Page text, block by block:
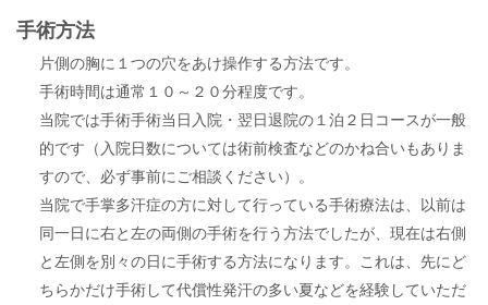
手術方法
片側の胸に１つの穴をあけ操作する方法です。
手術時間は通常１０～２０分程度です。
当院では手術手術当日入院・翌日退院の１泊２日コースが一般
的です（入院日数については術前検査などのかね合いもありま
すので、必ず事前にご相談ください）。
当院で手掌多汗症の方に対して行っている手術療法は、以前は
同一日に右と左の両側の手術を行う方法でしたが、現在は右側
と左側を別々の日に手術する方法になります。これは、先にど
ちらかだけ手術して代償性発汗の多い夏などを経験していただ